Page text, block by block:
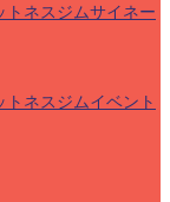
トネスジムサイネー
ネスジムイベント